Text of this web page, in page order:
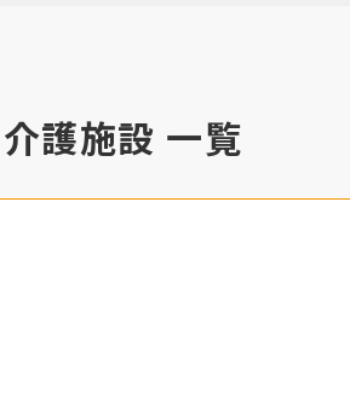
護施設 一覧